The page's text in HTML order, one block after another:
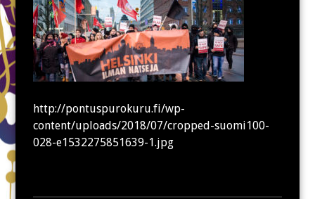
http://pontuspurokuru.fi/wp-
content/uploads/2018/07/cropped-suomi100-
028-e1532275851639-1.jpg